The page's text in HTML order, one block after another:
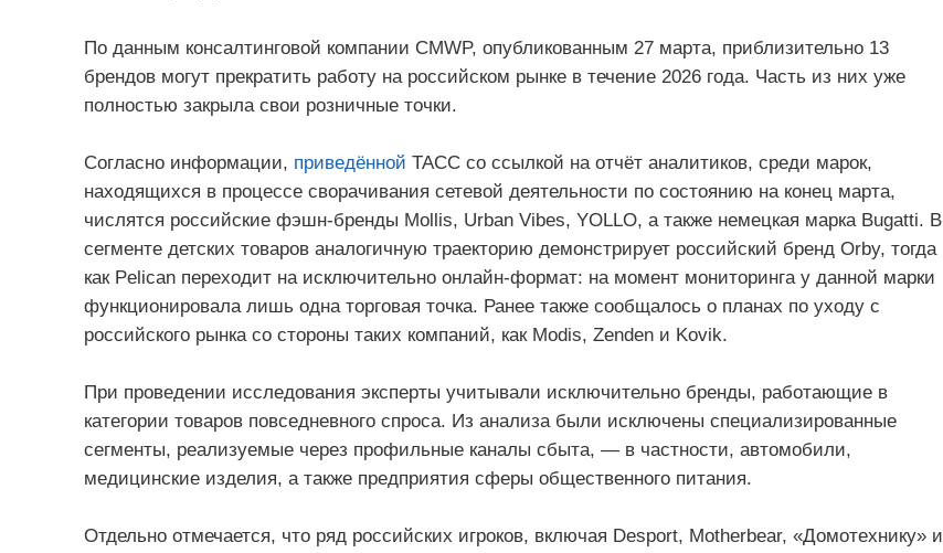
По данным консалтинговой компании CMWP, опубликованным 27 марта, приблизительно 13
брендов могут прекратить работу на российском рынке в течение 2026 года. Часть из них уже
полностью закрыла свои розничные точки.
Согласно информации, приведённой ТАСС со ссылкой на отчёт аналитиков, среди марок,
находящихся в процессе сворачивания сетевой деятельности по состоянию на конец марта,
числятся российские фэшн-бренды Mollis, Urban Vibes, YOLLO, а также немецкая марка Bugatti. В
сегменте детских товаров аналогичную траекторию демонстрирует российский бренд Orby, тогда
как Pelican переходит на исключительно онлайн-формат: на момент мониторинга у данной марки
функционировала лишь одна торговая точка. Ранее также сообщалось о планах по уходу с
российского рынка со стороны таких компаний, как Modis, Zenden и Kovik.
При проведении исследования эксперты учитывали исключительно бренды, работающие в
категории товаров повседневного спроса. Из анализа были исключены специализированные
сегменты, реализуемые через профильные каналы сбыта, — в частности, автомобили,
медицинские изделия, а также предприятия сферы общественного питания.
Отдельно отмечается, что ряд российских игроков, включая Desport, Motherbear, «Домотехнику» и